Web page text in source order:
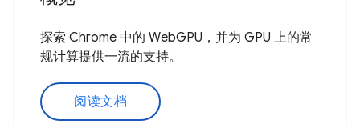
探索 Chrome 中的 WebGPU，并为 GPU 上的常
规计算提供一流的支持。
阅读文档